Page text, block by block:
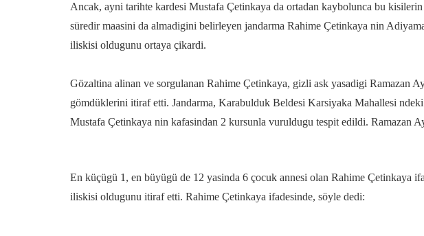
Ancak, ayni tarihte kardesi Mustafa Çetinkaya da ortadan kaybolunca bu
süredir maasini da almadigini belirleyen jandarma Rahime Çetinkaya nin
iliskisi oldugunu ortaya çikardi.
Gözaltina alinan ve sorgulanan Rahime Çetinkaya, gizli ask yasadigi Ramazan
gömdüklerini itiraf etti. Jandarma, Karabulduk Beldesi Karsiyaka Mahallesi
Mustafa Çetinkaya nin kafasindan 2 kursunla vuruldugu tespit edildi. Ramazan
En küçügü 1, en büyügü de 12 yasinda 6 çocuk annesi olan Rahime Çetinkaya
iliskisi oldugunu itiraf etti. Rahime Çetinkaya ifadesinde, söyle dedi: